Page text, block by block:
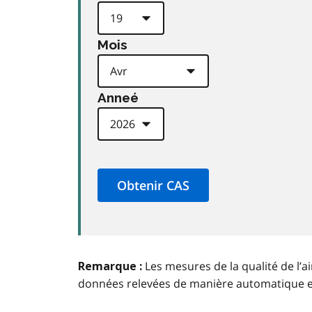
Mois
Anneé
Remarque : Les mesures de la qualité de
données relevées de manière automatique